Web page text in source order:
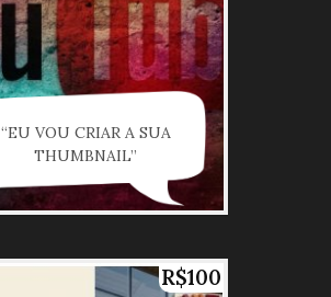
“EU VOU CRIAR A SUA
THUMBNAIL”
R$100